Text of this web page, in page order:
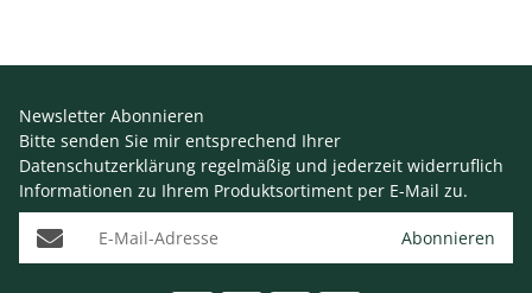
Newsletter Abonnieren
Bitte senden Sie mir entsprechend Ihrer
Datenschutzerklärung regelmäßig und jederzeit widerruflich
Informationen zu Ihrem Produktsortiment per E-Mail zu.
E-Mail-Adresse Abonnieren